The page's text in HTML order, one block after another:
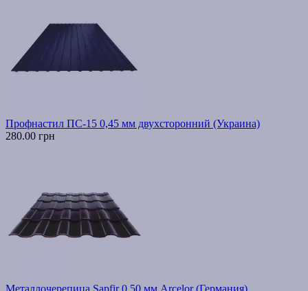
Профнастил ПС-15 0,45 мм двухсторонний (Украина)
280.00 грн
Металлочерепица Sapfir 0,50 мм Arcelor (Германия)